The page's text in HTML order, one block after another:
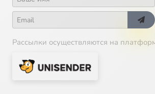
Рассылки осуществляются на